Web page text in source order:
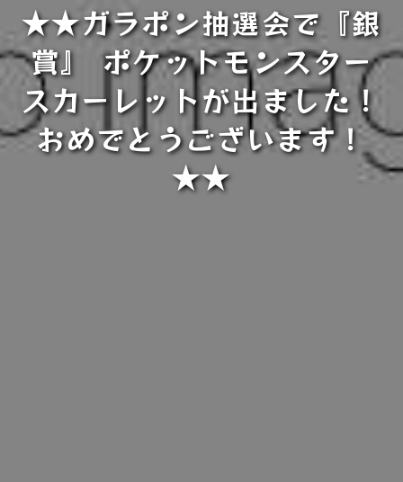
★★ガラポン抽選会で『銀
賞』 ポケットモンスター
スカーレットが出ました！
おめでとうございます！
★★